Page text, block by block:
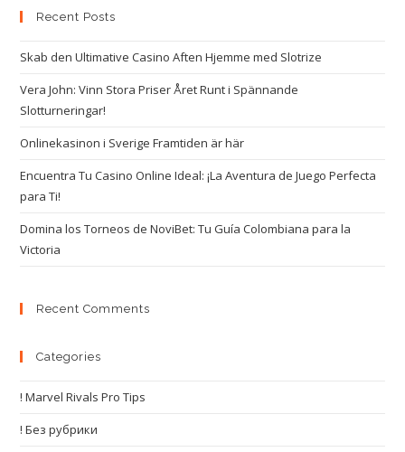
Recent Posts
Skab den Ultimative Casino Aften Hjemme med Slotrize
Vera John: Vinn Stora Priser Året Runt i Spännande
Slotturneringar!
Onlinekasinon i Sverige Framtiden är här
Encuentra Tu Casino Online Ideal: ¡La Aventura de Juego Perfecta
para Ti!
Domina los Torneos de NoviBet: Tu Guía Colombiana para la
Victoria
Recent Comments
Categories
! Marvel Rivals Pro Tips
! Без рубрики